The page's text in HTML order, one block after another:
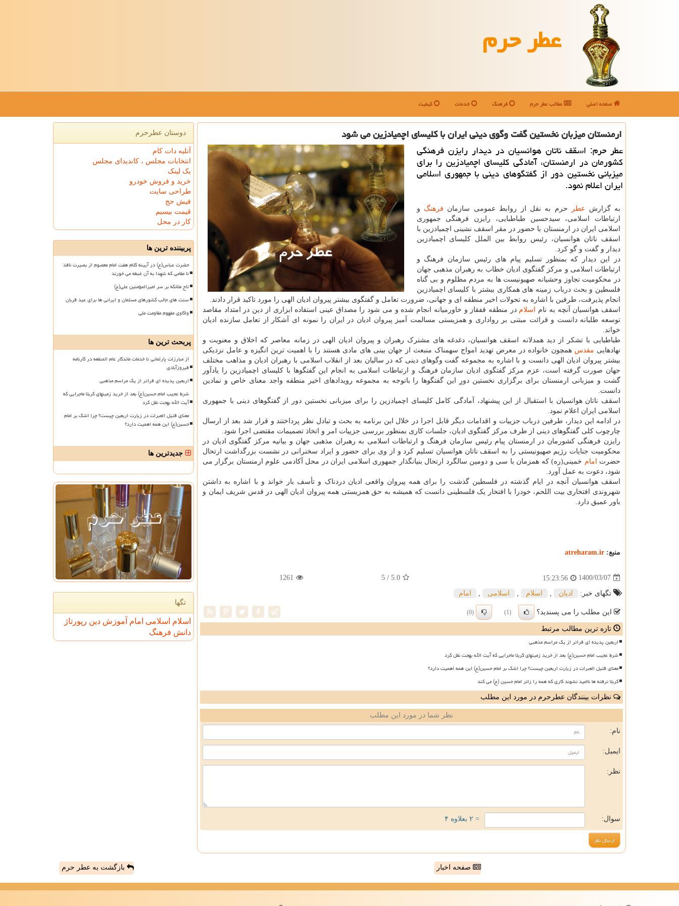
عطر حرم
صفحه اصلی مطالب عطر حرم فرهنگ خدمات کیفیت
ارمنستان میزبان نخستین گفت وگوی دینی ایران با كلیسای اچمیادزین می شود
عطر حرم: اسقف ناتان هوانسیان در دیدار رایزن فرهنگی
کشورمان در ارمنستان، آمادگی کلیسای اچمیادزین را برای
میزبانی نخستین دور از گفتگوهای دینی با جمهوری اسلامی
ایران اعلام نمود.
به گزارش عطر حرم به نقل از روابط عمومی سازمان فرهنگ و
ارتباطات اسلامی، سیدحسین طباطبایی، رایزن فرهنگی جمهوری
اسلامی ایران در ارمنستان با حضور در مقر اسقف نشینی اچمیادزین با
اسقف ناتان هوانسیان، رئیس روابط بین الملل کلیسای اچمیادزین
دیدار و گفت و گو کرد.
در این دیدار که بمنظور تسلیم پیام های رئیس سازمان فرهنگ و
ارتباطات اسلامی و مرکز گفتگوی ادیان خطاب به رهبران مذهبی جهان
در محکومیت تجاوز وحشیانه صهیونیست ها به مردم مظلوم و بی گناه
فلسطین و بحث درباب زمینه های همکاری بیشتر با کلیسای اچمیادزین
انجام پذیرفت، طرفین با اشاره به تحولات اخیر منطقه ای و جهانی، ضرورت تعامل و گفتگوی بیشتر پیروان ادیان الهی را مورد تاکید قرار دادند.
اسقف هوانسیان آنچه به نام
اسلام در منطقه قفقاز و خاورمیانه انجام شده و می شود را مصداق عینی استفاده ابزاری از دین در امتداد مقاصد
توسعه طلبانه دانست و قرائت مبتنی بر رواداری و همزیستی مسالمت آمیز پیروان ادیان در ایران را نمونه ای آشکار از تعامل سازنده ادیان
خواند.
طباطبایی با تشکر از دید همدلانه اسقف هوانسیان، دغدغه های مشترک رهبران و پیروان ادیان الهی در زمانه معاصر که اخلاق و معنویت و
نهادهایی مقدس همچون خانواده در معرض تهدید امواج سهمناک منبعث از جهان بینی های مادی هستند را با اهمیت ترین انگیزه و عامل نزدیکی
بیشتر پیروان ادیان الهی دانست و با اشاره به مجموعه گفت وگوهای دینی که در سالیان بعد از انقلاب اسلامی با رهبران ادیان و مذاهب مختلف
جهان صورت گرفته است، عزم مرکز گفتگوی ادیان سازمان فرهنگ و ارتباطات اسلامی به انجام این گفتگوها با کلیسای اچمیادزین را یادآور
گشت و میزبانی ارمنستان برای برگزاری نخستین دورِ این گفتگوها را باتوجه به مجموعه رویدادهای اخیر منطقه واجد معنای خاص و نمادین
دانست.
اسقف ناتان هوانسیان با استقبال از این پیشنهاد، آمادگی کامل کلیسای اچمیادزین را برای میزبانی نخستین دور از گفتگوهای دینی با جمهوری
اسلامی ایران اعلام نمود.
در ادامه این دیدار، طرفین درباب جزییات و اقدامات دیگر قابل اجرا در خلال این برنامه به بحث و تبادل نظر پرداختند و قرار شد بعد از ارسال
چارچوب کلی گفتگوهای دینی از طرف مرکز گفتگوی ادیان، جلسات کاری بمنظور بررسی جزییات امر و اتخاذ تصمیمات مقتضی اجرا شود.
رایزن فرهنگی کشورمان در ارمنستان پیام رئیس سازمان فرهنگ و ارتباطات اسلامی به رهبران مذهبی جهان و بیانیه مرکز گفتگوی ادیان در
محکومیت جنایات رژیم صهیونیستی را به اسقف ناتان هوانسیان تسلیم کرد و از وی برای حضور و ایراد سخنرانی در نشست بزرگداشت ارتحال
حضرت
امام خمینی(ره) که همزمان با سی و دومین سالگرد ارتحال بنیانگذار جمهوری اسلامی ایران در محل آکادمی علوم ارمنستان برگزار می
شود، دعوت به عمل آورد.
اسقف هوانسیان آنچه در ایام گذشته در فلسطین گذشت را برای همه پیروان واقعی ادیان دردناک و تأسف بار خواند و با اشاره به داشتن
شهروندی افتخاری بیت اللحم، خودرا با افتخار یک فلسطینی دانست که همیشه به حق همزیستی همه پیروان ادیان الهی در قدس شریف ایمان و
باور عمیق دارد.
منبع: atreharam.ir
1400/03/07
15:23:56
5.0
/ 5
1261
تگهای خبر: ادیان اسلام اسلامی امام
این مطلب را می پسندید؟ (1)
(0)
تازه ترین مطالب مرتبط
اربعین پدیده ای فراتر از یک مراسم مذهبی
شرط عجیب امام حسین(ع) بعد از خرید زمینهای کربلا ماجرایی که آیت الله بهجت نقل کرد
معنای قتیل العبرات در زیارت اربعین چیست؟ چرا اشک بر امام حسین(ع) این همه اهمیت دارد؟
کربلا نرفته ها ناامید نشوند کاری که همه را زائر امام حسین (ع) می کند
نظرات بینندگان عطرحرم در مورد این مطلب
نظر شما در مورد این مطلب
نام:
ایمیل:
نظر:
سوال: = ۲ بعلاوه ۴
دوستان عطرحرم
آتلیه دات کام
انتخابات مجلس ، کاندیدای مجلس
بک لینک
خرید و فروش خودرو
طراحی سایت
فیش حج
قیمت بیسیم
کار در محل
پربیننده ترین ها
حضرت عباس(ع) در آیینه کلام هفت امام معصوم از بصیرت نافذ
تا مقامی که شهدا به آن غبطه می خورند
تاج ملائکه بر سر امیرالمؤمنین علی(ع)
سنت های جالب کشورهای مسلمان و ایرانی ها برای عید قربان
واکاوی مفهوم مقاومت ملی
پربحث ترین ها
از مبارزات پارلمانی تا خدمات ماندگار عام المنفعه در کارنامه
فیروزآبادی
اربعین پدیده ای فراتر از یک مراسم مذهبی
شرط عجیب امام حسین(ع) بعد از خرید زمینهای کربلا ماجرایی که
آیت الله بهجت نقل کرد
معنای قتیل العبرات در زیارت اربعین چیست؟ چرا اشک بر امام
حسین(ع) این همه اهمیت دارد؟
جدیدترین ها
تگها
اسلام اسلامی امام آموزش دین رپورتاژ
دانش فرهنگ
صفحه اخبار بازگشت به عطر حرم